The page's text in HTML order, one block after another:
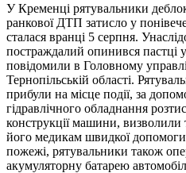
У Кременці рятувальники
ранкової ДТП затисло у
сталася вранці 5 серпня.
постраждалий опинився пастці
повідомили в Головному
Тернопільській області.
прибули на місце події, за
гідравлічного обладнання
конструкції машини, визволили
його медикам швидкої
пожежі, рятувальники також
акумуляторну батарею